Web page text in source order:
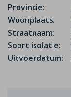
Provincie:
Woonplaats:
Straatnaam:
Soort isolatie:
Uitvoerdatum: